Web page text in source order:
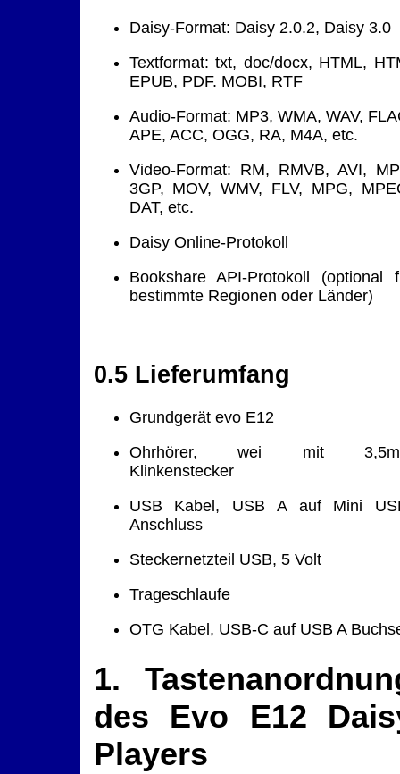
Daisy-Format: Daisy 2.0.2, Daisy 3.0
Textformat: txt, doc/docx, HTML,
EPUB, PDF. MOBI, RTF
Audio-Format: MP3, WMA, WAV,
APE, ACC, OGG, RA, M4A, etc.
Video-Format: RM, RMVB, AVI,
3GP, MOV, WMV, FLV, MPG,
DAT, etc.
Daisy Online-Protokoll
Bookshare API-Protokoll (optional
bestimmte Regionen oder Länder)
0.5 Lieferumfang
Grundgerät evo E12
Ohrhörer, wei mit
Klinkenstecker
USB Kabel, USB A auf Mini
Anschluss
Steckernetzteil USB, 5 Volt
Trageschlaufe
OTG Kabel, USB-C auf USB A
1.
des Evo E12
Players